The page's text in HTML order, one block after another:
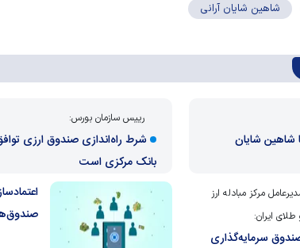
شاهین شایان آرانی
شاهین شایان
رییس سازمان بورس:
شرط راه‌اندازی صندوق ارزی
بانک مرکزی است
مرکز مبادله ارز
طلای ایران:
سرمایه‌گذاری